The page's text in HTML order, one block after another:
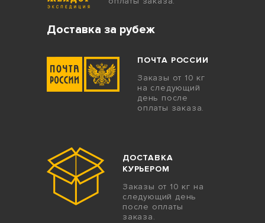
Доставка за рубеж
ПОЧТА РОССИИ
Заказы от 10 кг
на следующий
день после
оплаты заказа.
ДОСТАВКА
КУРЬЕРОМ
Заказы от 10 кг на
следующий день
после оплаты
заказа.